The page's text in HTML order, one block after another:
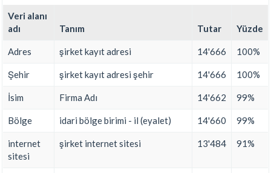
Veri alanı
adı
Tanım Tutar Yüzde
Adres şirket kayıt adresi 14'666 100%
Şehir şirket kayıt adresi şehir 14'666 100%
İsim Firma Adı 14'662 99%
Bölge idari bölge birimi - il (eyalet) 14'660 99%
internet
sitesi
şirket internet sitesi 13'484 91%